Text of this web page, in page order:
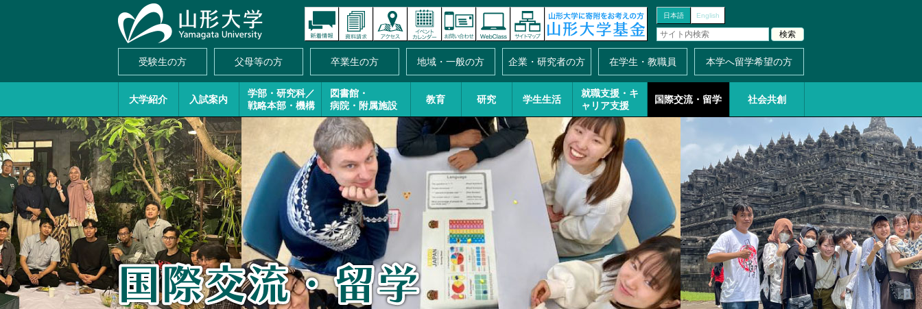
日本語 English
受験生の方 父母等の方 卒業生の方 地域・一般の方 企業・研究者の方 在学生・教職員 本学へ留学希望の方
大学紹介 入試案内
学部・研究科／
戦略本部・機構
図書館・
病院・附属施設
教育 研究 学生生活
就職支援・ キ
ャリア支援
国際交流・留学 社会共創